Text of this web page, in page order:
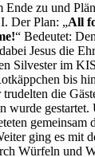
Ende zu und
Der Plan: „All
“ Bedeutet:
Jesus die
Silvester im
bis
die
wurde gestartet.
gemeinsam
ging es mit
Würfeln und